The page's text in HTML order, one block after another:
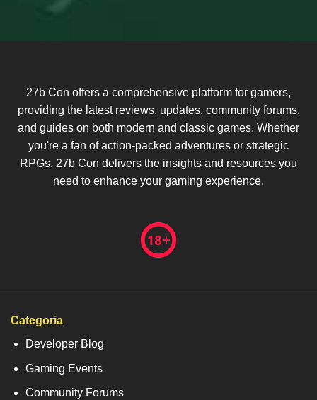
27b Con offers a comprehensive platform for gamers,
providing the latest reviews, updates, community forums,
and guides on both modern and classic games. Whether
you're a fan of action-packed adventures or strategic
RPGs, 27b Con delivers the insights and resources you
need to enhance your gaming experience.
Categoria
Developer Blog
Gaming Events
Community Forums